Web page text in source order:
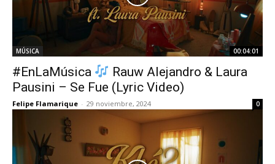
MÚSICA 00:04:01
#EnLaMúsica
Rauw Alejandro & Laura
Pausini – Se Fue (Lyric Video)
Felipe Flamarique - 29 noviembre, 2024 0